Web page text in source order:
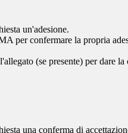
un'adesione.
per confermare la propria
(se presente) per dare
una conferma di